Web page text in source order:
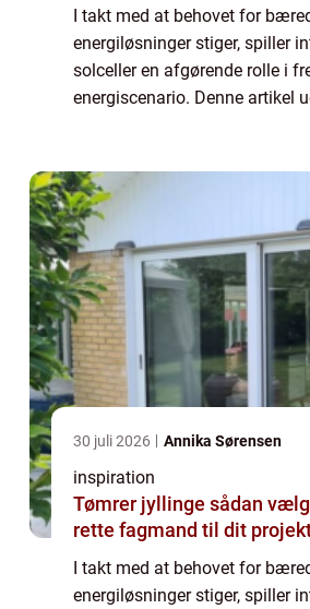
I takt med at behovet for
energiløsninger stiger, spiller
solceller en afgørende rolle i
energiscenario. Denne artikel
30 juli 2026 Annika Sørensen
inspiration
Tømrer jyllinge sådan vælger du den
rette fagmand til dit
I takt med at behovet for
energiløsninger stiger, spiller